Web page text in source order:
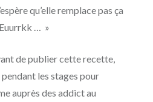
qu’elle remplace pas ça
… »
de publier cette recette,
les stages pour
auprès des addict au